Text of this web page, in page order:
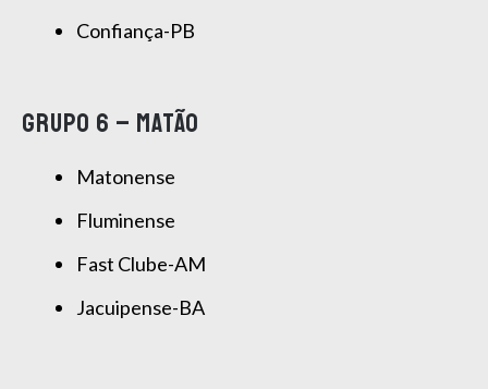
Confiança-PB
GRUPO 6 – MATÃO
Matonense
Fluminense
Fast Clube-AM
Jacuipense-BA